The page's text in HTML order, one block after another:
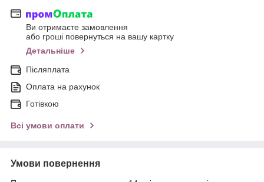
Ви отримаєте замовлення
або гроші повернуться на вашу картку
Детальніше
Післяплата
Оплата на рахунок
Готівкою
Всі умови оплати
Умови повернення